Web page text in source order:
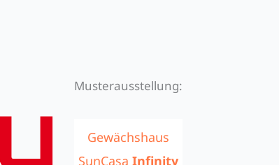
Musterausstellung:
Gewächshaus
SunCasa Infinity